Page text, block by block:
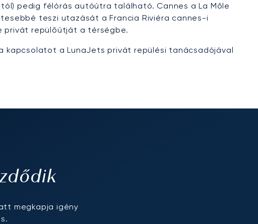
pedig félórás autóútra található. Cannes a La Môle
teszi utazását a Francia Riviéra cannes-i
privát repülőútját a térségbe.
kapcsolatot a LunaJets privát repülési tanácsadójával
megkapja igény